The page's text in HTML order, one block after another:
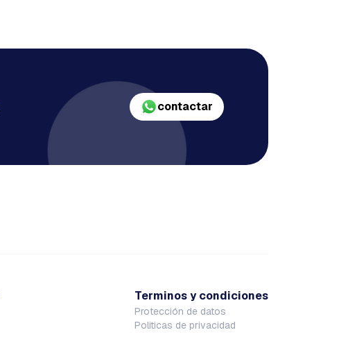
contactar
Terminos y condiciones
Protección de datos
Politicas de privacidad